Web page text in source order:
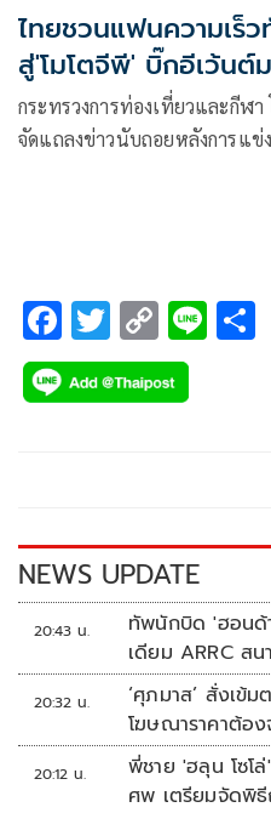
ไทยชวนแฟนความเร็
สู่'โมโตจีพี' บิ๊กอีเว้นต์
กระทรวงการท่องเที่ยวและกีฬ
จัดแถลงข่าวนับถอยหลังการแข่
ฤดูกาล Season Premier ที่
สปอร์ต วันที่ 9 ก.พ. ต่อด้วย Pre-Season
Main Race 28 ก.พ.-2 มี.ค.68
เซอร์กิต จ.บุรีรัมย์ โดยประเทศ
F
ac
e
k
T
wi
tt
C
o
p
k
Li
NEWS UPDATE
20:43 น.
ทัพนักบิด 'ฮอนด้
เดียม ARRC ส
20:32 น.
‘ศุภมาส’ สั่งเข้
โฆษณาราคาต้อง
20:12 น.
พี่ชาย 'ฮลุน โซโ
ศพ เตรียมจัดพิ